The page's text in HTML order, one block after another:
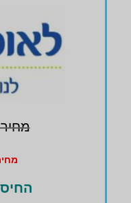
מחיר
מחיר